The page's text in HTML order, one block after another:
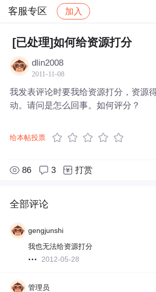
客服专区 加入
社区 客服专区 帖子详情
[已处理]如何给资源打分
dlin2008
2011-11-08
我发表评论时要我给资源打分，资源
动。请问是怎么回事。如何评分？
给本帖投票
86 3 打赏
全部评论
gengjunshi
我也无法给资源打分
2012-05-28
管理员